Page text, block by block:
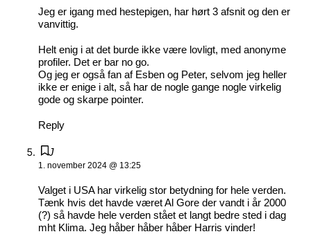
Jeg er igang med hestepigen, har hørt 3 afsnit og den er
vanvittig.
Helt enig i at det burde ikke være lovligt, med anonyme
profiler. Det er bar no go.
Og jeg er også fan af Esben og Peter, selvom jeg heller
ikke er enige i alt, så har de nogle gange nogle virkelig
gode og skarpe pointer.
Reply
J
1. november 2024 @ 13:25
Valget i USA har virkelig stor betydning for hele verden.
Tænk hvis det havde været Al Gore der vandt i år 2000
(?) så havde hele verden stået et langt bedre sted i dag
mht Klima. Jeg håber håber håber Harris vinder!